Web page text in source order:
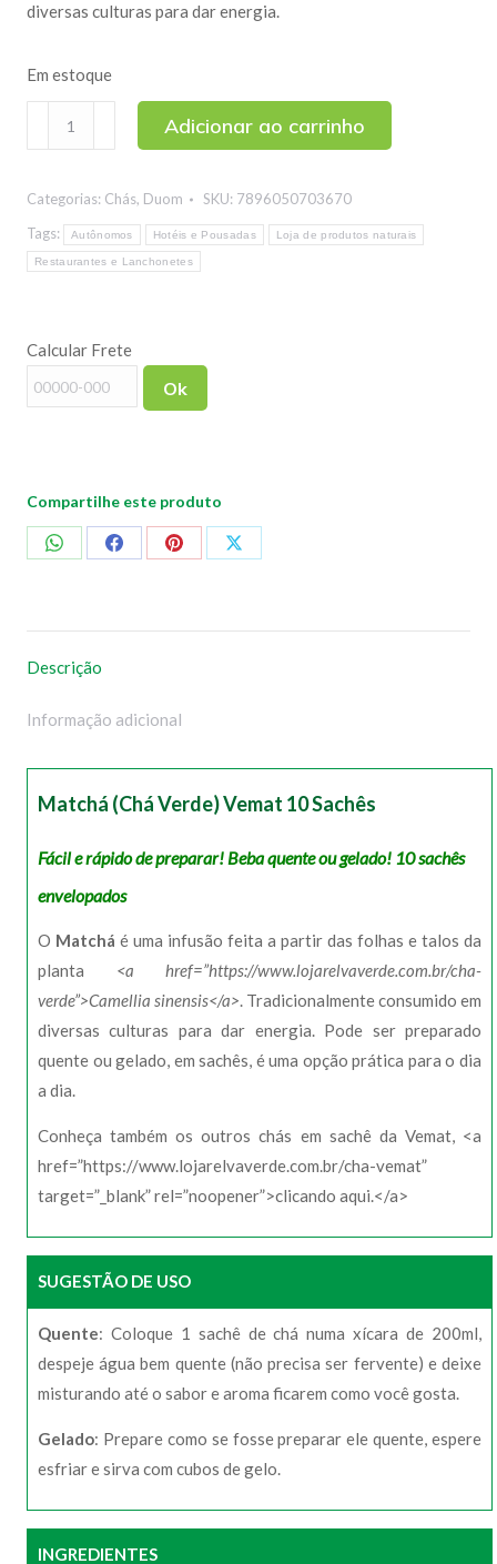
diversas culturas para dar energia.
Em estoque
(Chá
Vemat
10
Sachês
Adicionar ao carrinho
Categorias: Chás, Duom SKU: 7896050703670
Tags:
Autônomos Hotéis e Pousadas Loja de produtos naturais
Restaurantes e Lanchonetes
Calcular Frete
Ok
Compartilhe este produto
CompartilharCompartilharCompartilharCompartilhar
Descrição
Informação adicional
Matchá (Chá Verde) Vemat 10 Sachês
Fácil e rápido de preparar! Beba quente ou gelado! 10 sachês
envelopados
O Matchá é uma infusão feita a partir das folhas e talos da
planta <a href=”https://www.lojarelvaverde.com.br/cha-
verde”>Camellia sinensis</a>. Tradicionalmente consumido em
diversas culturas para dar energia. Pode ser preparado
quente ou gelado, em sachês, é uma opção prática para o dia
a dia.
Conheça também os outros chás em sachê da Vemat, <a
href=”https://www.lojarelvaverde.com.br/cha-vemat”
target=”_blank” rel=”noopener”>clicando aqui.</a>
SUGESTÃO DE USO
Quente: Coloque 1 sachê de chá numa xícara de 200ml,
despeje água bem quente (não precisa ser fervente) e deixe
misturando até o sabor e aroma ficarem como você gosta.
Gelado: Prepare como se fosse preparar ele quente, espere
esfriar e sirva com cubos de gelo.
INGREDIENTES